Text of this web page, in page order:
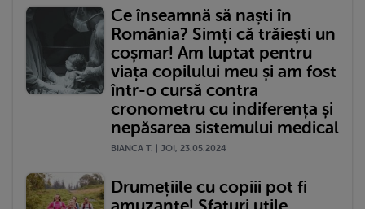
Ce înseamnă să naști în
România? Simți că trăiești un
coșmar! Am luptat pentru
viața copilului meu și am fost
într-o cursă contra
cronometru cu indiferența și
nepăsarea sistemului medical
BIANCA T. | JOI, 23.05.2024
Drumețiile cu copiii pot fi